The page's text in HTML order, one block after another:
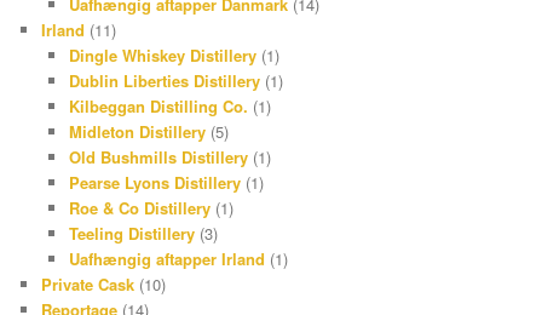
Irland (11)
Dingle Whiskey Distillery(1)
Dublin Liberties Distillery(1)
Kilbeggan Distilling Co. (1)
Midleton Distillery(5)
Old Bushmills Distillery(1)
Pearse Lyons Distillery(1)
Roe & Co Distillery(1)
Teeling Distillery(3)
Uafhængig aftapper Irland (1)
Private Cask (10)
Reportage (14)